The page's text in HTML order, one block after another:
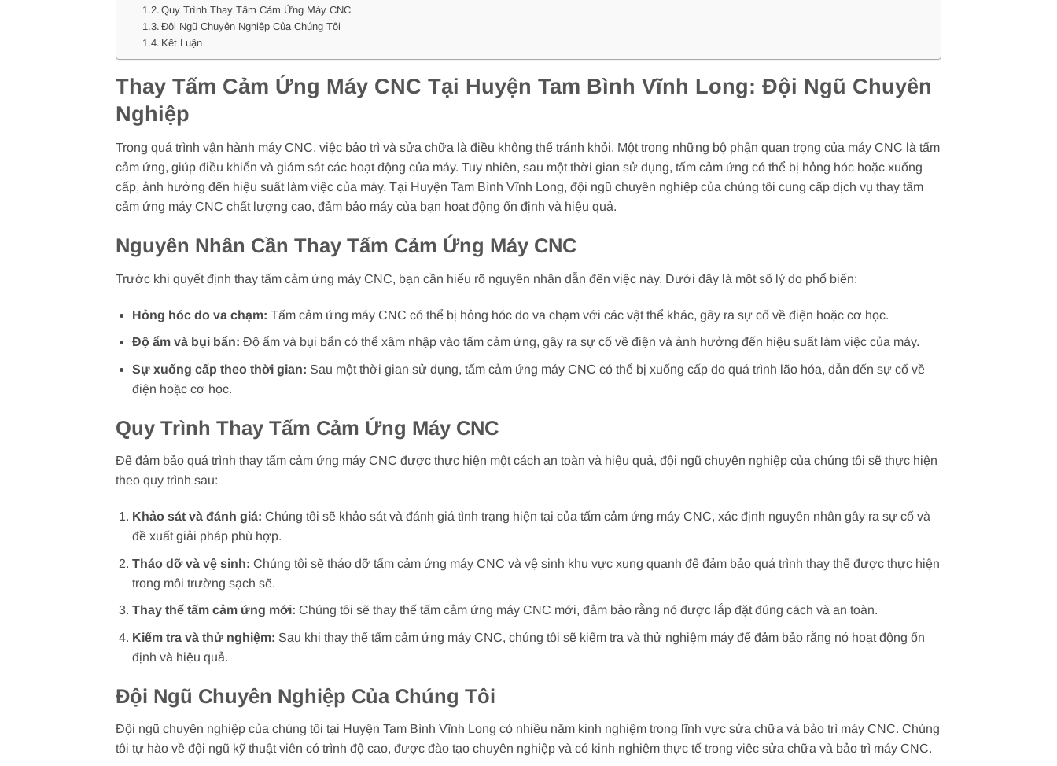
Quy Trình Thay Tấm Cảm Ứng Máy CNC
Đội Ngũ Chuyên Nghiệp Của Chúng Tôi
Kết Luận
Thay Tấm Cảm Ứng Máy CNC Tại Huyện Tam Bình Vĩnh Long: Đội Ngũ Chuyên
Nghiệp
Trong quá trình vận hành máy CNC, việc bảo trì và sửa chữa là điều không thể tránh khỏi. Một trong những bộ phận quan trọng của máy CNC là tấm
cảm ứng, giúp điều khiển và giám sát các hoạt động của máy. Tuy nhiên, sau một thời gian sử dụng, tấm cảm ứng có thể bị hỏng hóc hoặc xuống
cấp, ảnh hưởng đến hiệu suất làm việc của máy. Tại Huyện Tam Bình Vĩnh Long, đội ngũ chuyên nghiệp của chúng tôi cung cấp dịch vụ thay tấm
cảm ứng máy CNC chất lượng cao, đảm bảo máy của bạn hoạt động ổn định và hiệu quả.
Nguyên Nhân Cần Thay Tấm Cảm Ứng Máy CNC
Trước khi quyết định thay tấm cảm ứng máy CNC, bạn cần hiểu rõ nguyên nhân dẫn đến việc này. Dưới đây là một số lý do phổ biến:
Hỏng hóc do va chạm: Tấm cảm ứng máy CNC có thể bị hỏng hóc do va chạm với các vật thể khác, gây ra sự cố về điện hoặc cơ học.
Độ ẩm và bụi bẩn: Độ ẩm và bụi bẩn có thể xâm nhập vào tấm cảm ứng, gây ra sự cố về điện và ảnh hưởng đến hiệu suất làm việc của máy.
Sự xuống cấp theo thời gian: Sau một thời gian sử dụng, tấm cảm ứng máy CNC có thể bị xuống cấp do quá trình lão hóa, dẫn đến sự cố về
điện hoặc cơ học.
Quy Trình Thay Tấm Cảm Ứng Máy CNC
Để đảm bảo quá trình thay tấm cảm ứng máy CNC được thực hiện một cách an toàn và hiệu quả, đội ngũ chuyên nghiệp của chúng tôi sẽ thực hiện
theo quy trình sau:
Khảo sát và đánh giá: Chúng tôi sẽ khảo sát và đánh giá tình trạng hiện tại của tấm cảm ứng máy CNC, xác định nguyên nhân gây ra sự cố và
đề xuất giải pháp phù hợp.
Tháo dỡ và vệ sinh: Chúng tôi sẽ tháo dỡ tấm cảm ứng máy CNC và vệ sinh khu vực xung quanh để đảm bảo quá trình thay thế được thực hiện
trong môi trường sạch sẽ.
Thay thế tấm cảm ứng mới: Chúng tôi sẽ thay thế tấm cảm ứng máy CNC mới, đảm bảo rằng nó được lắp đặt đúng cách và an toàn.
Kiểm tra và thử nghiệm: Sau khi thay thế tấm cảm ứng máy CNC, chúng tôi sẽ kiểm tra và thử nghiệm máy để đảm bảo rằng nó hoạt động ổn
định và hiệu quả.
Đội Ngũ Chuyên Nghiệp Của Chúng Tôi
Đội ngũ chuyên nghiệp của chúng tôi tại Huyện Tam Bình Vĩnh Long có nhiều năm kinh nghiệm trong lĩnh vực sửa chữa và bảo trì máy CNC. Chúng
tôi tự hào về đội ngũ kỹ thuật viên có trình độ cao, được đào tạo chuyên nghiệp và có kinh nghiệm thực tế trong việc sửa chữa và bảo trì máy CNC.